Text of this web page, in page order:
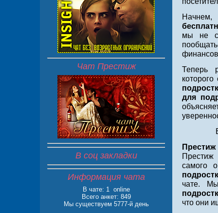
Чат Престиж
В соц закладки
Информация чата
В чате: 1 online
Всего анкет: 849
Мы существуем 5777-й день
Начнем,
мы не
Теперь
для
Престиж
Престиж
самого
чате.
что они